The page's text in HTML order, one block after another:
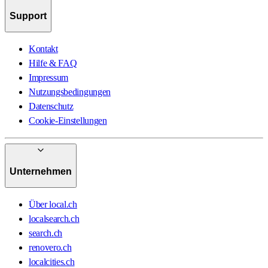
Support
Kontakt
Hilfe & FAQ
Impressum
Nutzungsbedingungen
Datenschutz
Cookie-Einstellungen
Unternehmen
Über local.ch
localsearch.ch
search.ch
renovero.ch
localcities.ch